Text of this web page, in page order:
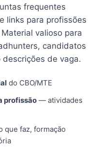
frequentes
links para profissões
valioso para
candidatos
de vaga.
do CBO/MTE
profissão — atividades
que faz, formação